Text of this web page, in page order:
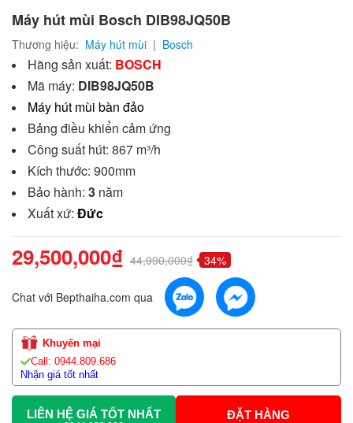
Máy hút mùi Bosch DIB98JQ50B
Thương hiệu: Máy hút mùi | Bosch
Hãng sản xuất: BOSCH
Mã máy: DIB98JQ50B
Máy hút mùi bàn đảo
Bảng điều khiển cảm ứng
Công suất hút: 867 m³/h
Kích thước: 900mm
Bảo hành: 3 năm
Xuất xứ: Đức
29,500,000₫ 44,990,000₫ 34%
Chat với Bepthaiha.com qua
Khuyến mại
Call: 0944.809.686
Nhận giá tốt nhất
LIÊN HỆ GIÁ TỐT NHẤT ĐẶT HÀNG